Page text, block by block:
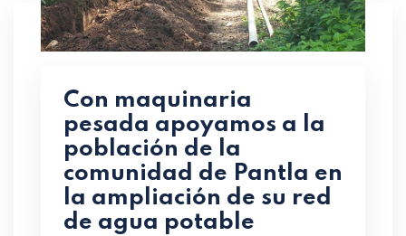
Con maquinaria
pesada apoyamos a la
población de la
comunidad de Pantla en
la ampliación de su red
de agua potable